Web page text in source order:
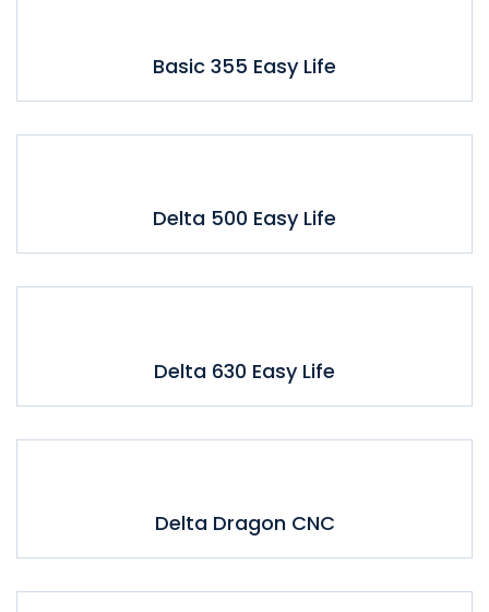
Basic 355 Easy Life
Delta 500 Easy Life
Delta 630 Easy Life
Delta Dragon CNC